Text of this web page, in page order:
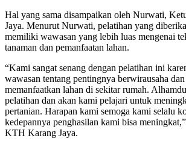
Hal yang sama disampaikan oleh Nurwati,
Jaya. Menurut Nurwati, pelatihan yang
memiliki wawasan yang lebih luas mengenai
tanaman dan pemanfaatan lahan.
“Kami sangat senang dengan pelatihan ini
wawasan tentang pentingnya berwirausaha
memanfaatkan lahan di sekitar rumah.
pelatihan dan akan kami pelajari untuk
pertanian. Harapan kami semoga kami selalu
kedepannya penghasilan kami bisa
KTH Karang Jaya.